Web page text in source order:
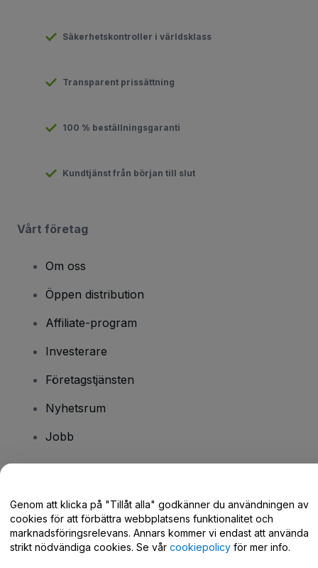
Säkerhetskontroller i världsklass
Transparent prissättning
100 % beställningsgaranti
Kundtjänst från början till slut
Vårt företag
Om oss
Öppen distribution
Affiliate-program
Investerare
Företagstjänsten
Nyhetsrum
Jobb
Hjälpcenter / Kontakta oss
Genom att klicka på "Tillåt alla" godkänner du användningen av
cookies för att förbättra webbplatsens funktionalitet och
marknadsföringsrelevans. Annars kommer vi endast att använda
strikt nödvändiga cookies. Se vår cookiepolicy för mer info.